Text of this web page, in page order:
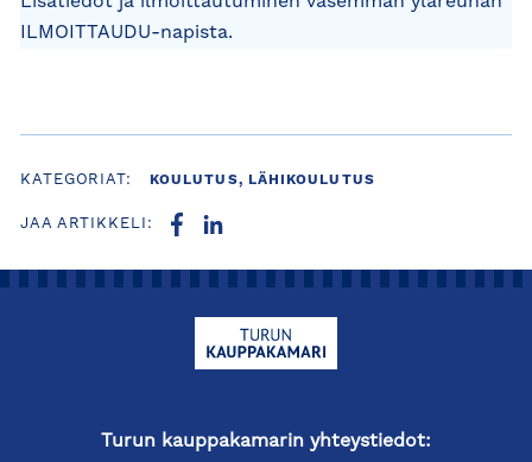
ILMOITTAUDU-napista.
KATEGORIAT: KOULUTUS, LÄHIKOULUTUS
JAA ARTIKKELI:
Turun kauppakamarin yhteystiedot: